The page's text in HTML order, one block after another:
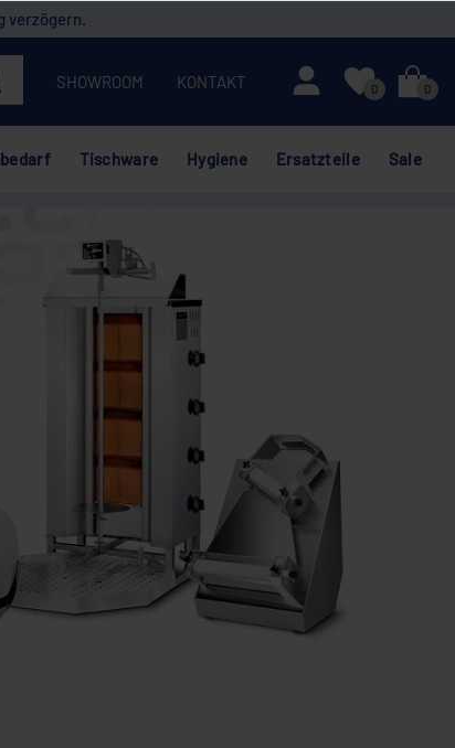
verzögern.
SHOWROOM KONTAKT
Mein Konto
0
0
Tischware Hygiene Ersatzteile Sale